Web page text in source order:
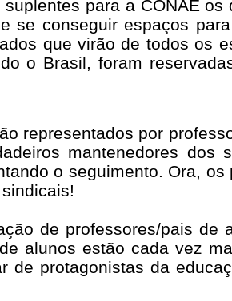
para a CONAE os
se conseguir espaços
que virão de todos os
o Brasil, foram
representados por
mantenedores dos
o seguimento. Ora, os
de professores/pais de
alunos estão cada vez
de protagonistas da